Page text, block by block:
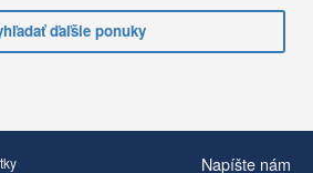
ďaľšie ponuky
Napíšte nám